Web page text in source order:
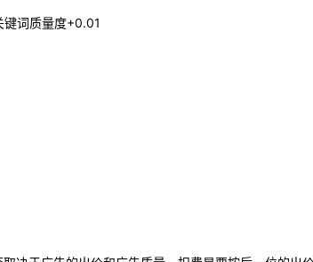
键词质量度+0.01